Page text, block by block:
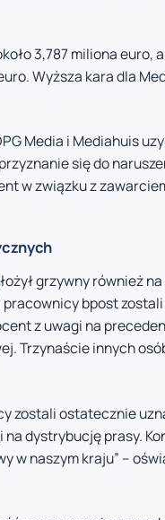
3,787 miliona euro,
Wyższa kara dla
Media i Mediahuis
się do
w związku z
grzywny również
bpost
z uwagi na
Trzynaście innych
zostali ostatecznie
dystrybucję prasy.
w naszym kraju” –